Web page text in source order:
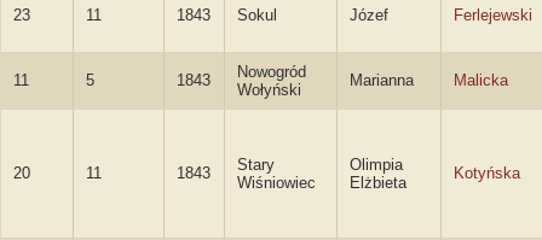
23 11 1843 Sokul Józef Ferlejewski
11 5 1843
Nowogród
Wołyński
Marianna Malicka
20 11 1843
Stary
Wiśniowiec
Olimpia
Elżbieta
Kotyńska